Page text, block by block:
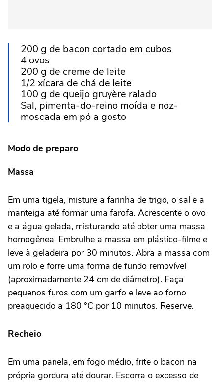
200 g de bacon cortado em cubos
4 ovos
200 g de creme de leite
1/2 xícara de chá de leite
100 g de queijo gruyère ralado
Sal, pimenta-do-reino moída e noz-
moscada em pó a gosto
Modo de preparo
Massa
Em uma tigela, misture a farinha de trigo, o sal e a
manteiga até formar uma farofa. Acrescente o ovo
e a água gelada, misturando até obter uma massa
homogênea. Embrulhe a massa em plástico-filme e
leve à geladeira por 30 minutos. Abra a massa com
um rolo e forre uma forma de fundo removível
(aproximadamente 24 cm de diâmetro). Faça
pequenos furos com um garfo e leve ao forno
preaquecido a 180 °C por 10 minutos. Reserve.
Recheio
Em uma panela, em fogo médio, frite o bacon na
própria gordura até dourar. Escorra o excesso de